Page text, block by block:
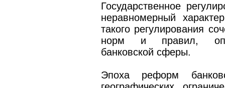
Государственное
неравномерный
такого регулирования
норм и правил,
банковской сферы.
Эпоха реформ